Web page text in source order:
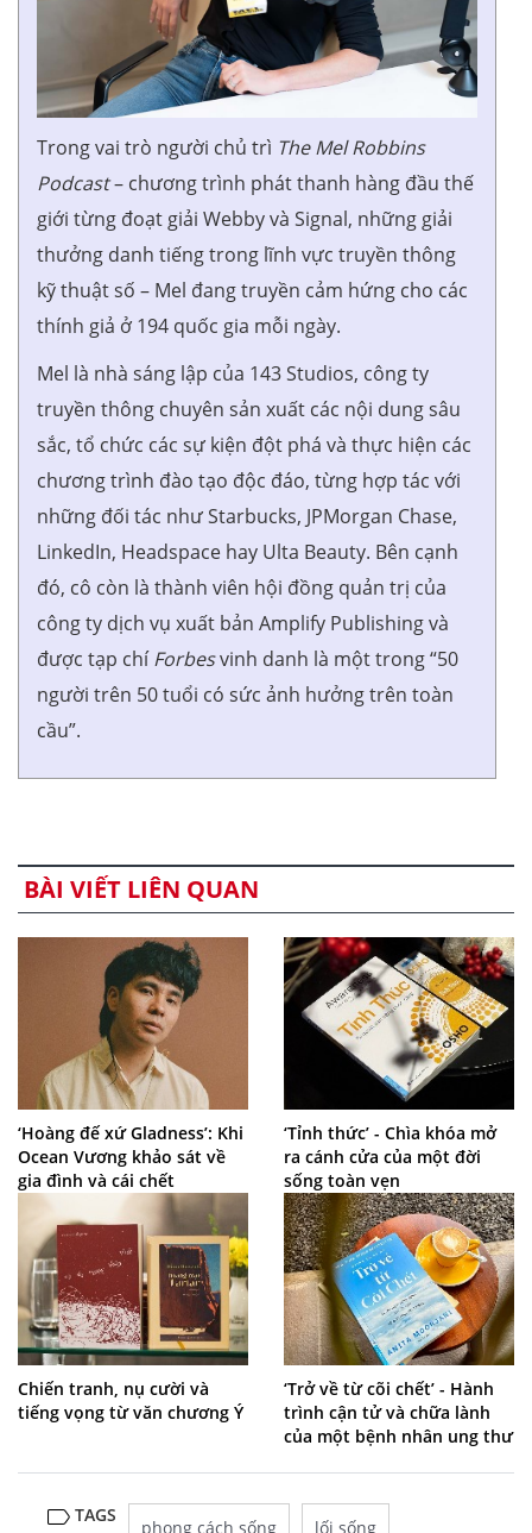
Trong vai trò người chủ trì The Mel Robbins
Podcast– chương trình phát thanh hàng đầu thế
giới từng đoạt giải Webby và Signal, những giải
thưởng danh tiếng trong lĩnh vực truyền thông
kỹ thuật số – Mel đang truyền cảm hứng cho các
thính giả ở 194 quốc gia mỗi ngày.
Mel là nhà sáng lập của 143 Studios, công ty
truyền thông chuyên sản xuất các nội dung sâu
sắc, tổ chức các sự kiện đột phá và thực hiện các
chương trình đào tạo độc đáo, từng hợp tác với
những đối tác như Starbucks, JPMorgan Chase,
LinkedIn, Headspace hay Ulta Beauty. Bên cạnh
đó, cô còn là thành viên hội đồng quản trị của
công ty dịch vụ xuất bản Amplify Publishing và
được tạp chíForbesvinh danh là một trong “50
người trên 50 tuổi có sức ảnh hưởng trên toàn
cầu”.
BÀI VIẾT LIÊN QUAN
‘Hoàng đế xứ Gladness’: Khi
Ocean Vương khảo sát về
gia đình và cái chết
‘Tỉnh thức’ - Chìa khóa mở
ra cánh cửa của một đời
sống toàn vẹn
Chiến tranh, nụ cười và
tiếng vọng từ văn chương Ý
‘Trở về từ cõi chết’ - Hành
trình cận tử và chữa lành
của một bệnh nhân ung thư
TAGS
phong cách sống lối sống